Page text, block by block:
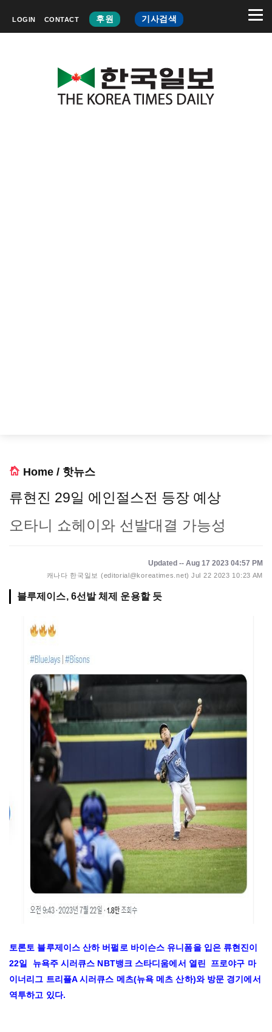
LOGIN CONTACT 후원 기사검색
Home / 핫뉴스
류현진 29일 에인절스전 등장 예상
오타니 쇼헤이와 선발대결 가능성
Updated -- Aug 17 2023 04:57 PM
캐나다 한국일보 (editorial@koreatimes.net) Jul 22 2023 10:23 AM
블루제이스, 6선발 체제 운용할 듯
토론토 블루제이스 산하 버펄로 바이슨스 유니폼을 입은 류현진이
22일 뉴욕주 시러큐스 NBT뱅크 스타디움에서 열린 프로야구 마
이너리그 트리플A 시러큐스 메츠(뉴욕 메츠 산하)와 방문 경기에서
역투하고 있다.